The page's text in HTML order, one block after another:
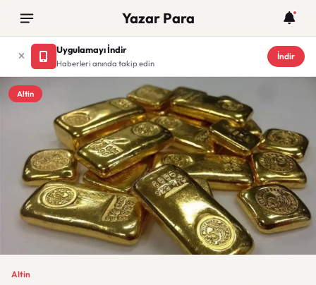
Yazar Para
Uygulamayı İndir
Haberleri anında takip edin
İndir
Altin
Altin